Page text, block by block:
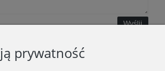
Wyślij
prywatność